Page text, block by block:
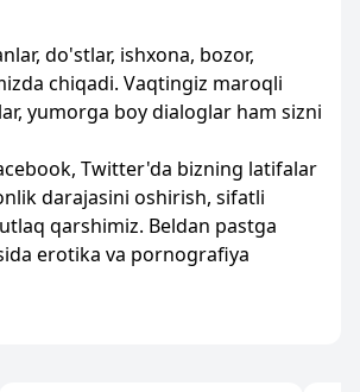
do'stlar, ishxona, bozor,
chiqadi. Vaqtingiz maroqli
yumorga boy dialoglar ham sizni
Twitter'da bizning latifalar
darajasini oshirish, sifatli
qarshimiz. Beldan pastga
erotika va pornografiya